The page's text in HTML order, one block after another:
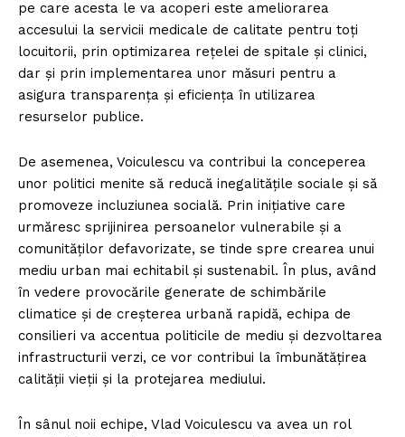
pe care acesta le va acoperi este ameliorarea
accesului la servicii medicale de calitate pentru toți
locuitorii, prin optimizarea rețelei de spitale și clinici,
dar și prin implementarea unor măsuri pentru a
asigura transparența și eficiența în utilizarea
resurselor publice.
De asemenea, Voiculescu va contribui la conceperea
unor politici menite să reducă inegalitățile sociale și să
promoveze incluziunea socială. Prin inițiative care
urmăresc sprijinirea persoanelor vulnerabile și a
comunităților defavorizate, se tinde spre crearea unui
mediu urban mai echitabil și sustenabil. În plus, având
în vedere provocările generate de schimbările
climatice și de creșterea urbană rapidă, echipa de
consilieri va accentua politicile de mediu și dezvoltarea
infrastructurii verzi, ce vor contribui la îmbunătățirea
calității vieții și la protejarea mediului.
În sânul noii echipe, Vlad Voiculescu va avea un rol